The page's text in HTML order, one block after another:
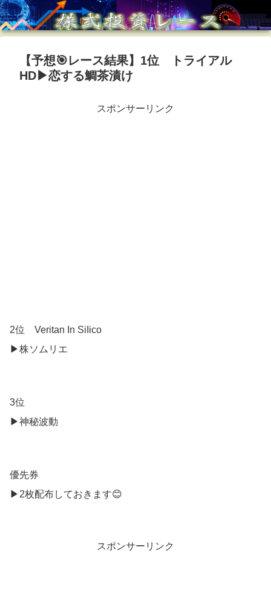
【予想🎯レース結果】1位 トライアル
HD▶︎恋する鯛茶漬け
スポンサーリンク
2位 Veritan In SiIico
▶︎株ソムリエ
3位
▶︎神秘波動
優先券
▶︎2枚配布しておきます😊
スポンサーリンク